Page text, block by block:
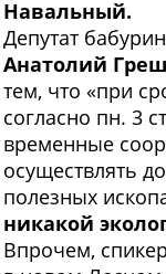
Навальный.
Депутат
Анатолий
тем, что «при
согласно пн. 3
временные
осуществлять
полезных
никакой
Впрочем,